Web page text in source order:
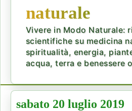
naturale
Vivere in Modo Naturale:
scientifiche su medicina
spiritualità, energia,
acqua, terra e benessere
sabato 20 luglio 2019